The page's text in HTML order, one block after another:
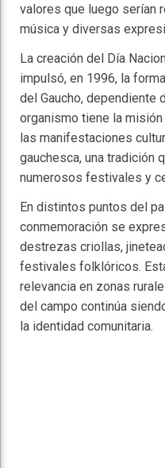
valores que luego serían
música y diversas
La creación del Día
impulsó, en 1996, la
del Gaucho, dependiente
organismo tiene la
las manifestaciones
gauchesca, una tradición
numerosos festivales y
En distintos puntos del
conmemoración se
destrezas criollas,
festivales folklóricos.
relevancia en zonas
del campo continúa
la identidad comunitaria.